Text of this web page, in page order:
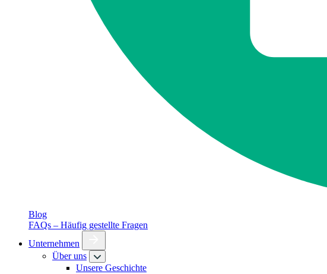
Blog
FAQs – Häufig gestellte Fragen
Unternehmen
Über uns
Unsere Geschichte